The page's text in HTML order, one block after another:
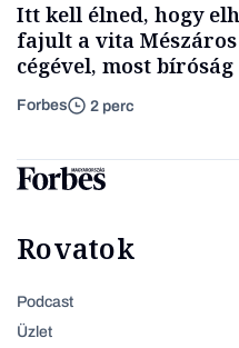
Itt kell élned, hogy
fajult a vita
cégével, most
Forbes 2 perc
Rovatok
Podcast
Üzlet